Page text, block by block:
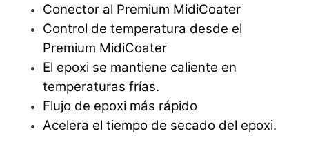
Conector al Premium MidiCoater
Control de temperatura desde el
Premium MidiCoater
El epoxi se mantiene caliente en
temperaturas frías.
Flujo de epoxi más rápido
Acelera el tiempo de secado del epoxi.